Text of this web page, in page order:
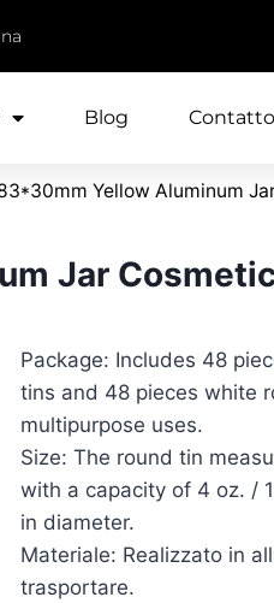
Blog Contatto
Yellow Aluminum
Jar
Package: Includes 48
tins and 48 pieces white
multipurpose uses.
Size: The round tin
with a capacity of 4 oz. /
in diameter.
Materiale: Realizzato in
trasportare.